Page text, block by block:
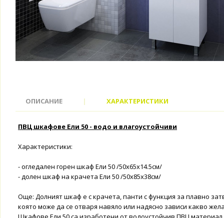
ОПИСАНИЕ | ХАРАКТЕРИСТИКИ
ПВЦ шкафове Ели 50 - водо и влагоустойчиви
Характеристики:
- огледален горен шкаф Ели 50 /50x65x14.5см/
- долен шкаф на крачета Ели 50 /50x85x38см/
Още: Долният шкаф е с крачета, панти с функция за плавно
която може да се отваря навяло или надясно зависи какво